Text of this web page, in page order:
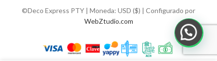
©Deco Express PTY | Moneda: USD ($) | Configurado por
WebZtudio.com